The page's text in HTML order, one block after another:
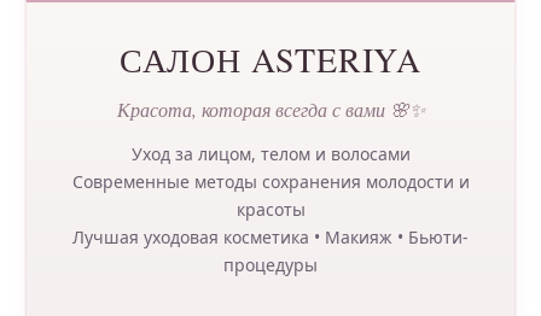
САЛОН ASTERIYA
Красота, которая всегда с вами 🌸✨
Уход за лицом, телом и волосами
Современные методы сохранения молодости и
красоты
Лучшая уходовая косметика • Макияж • Бьюти-
процедуры